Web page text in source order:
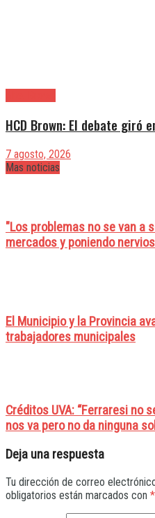
HCD Brown: El debate giró
7 agosto, 2026
Mas noticias
"Los problemas no se van a
mercados y poniendo
El Municipio y la Provincia
trabajadores municipales
Créditos UVA: “Ferraresi no
nos va pero no da ninguna
Deja una respuesta
Tu dirección de correo
obligatorios están marcados con *